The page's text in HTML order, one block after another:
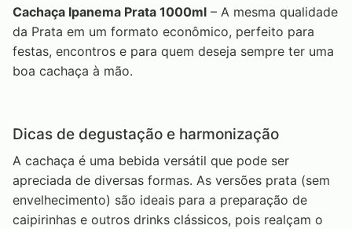
Cachaça Ipanema Prata 1000ml – A mesma qualidade
da Prata em um formato econômico, perfeito para
festas, encontros e para quem deseja sempre ter uma
boa cachaça à mão.
Dicas de degustação e harmonização
A cachaça é uma bebida versátil que pode ser
apreciada de diversas formas. As versões prata (sem
envelhecimento) são ideais para a preparação de
caipirinhas e outros drinks clássicos, pois realçam o